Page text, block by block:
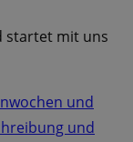
startet mit uns
und
und